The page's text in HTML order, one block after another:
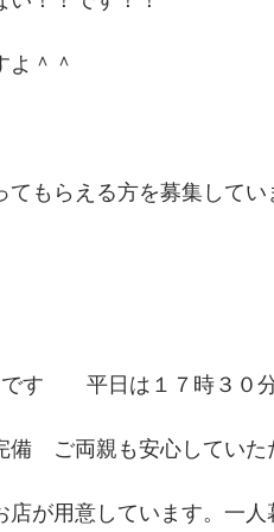
よ＾＾
もらえる方を募集してい
す　　平日は１７時３０
備　ご両親も安心してい
店が用意しています。一人